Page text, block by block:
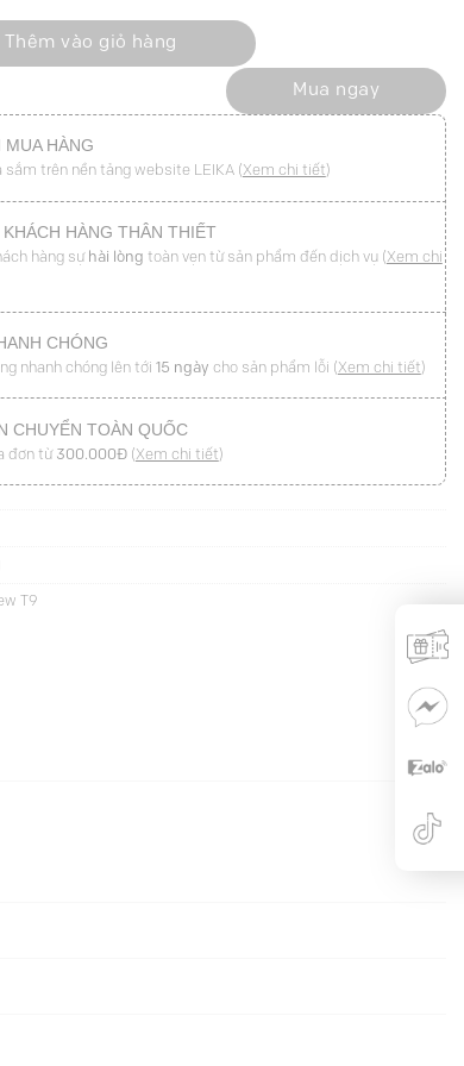
đai kẹp TT số lượng
Thêm vào giỏ hàng
Mua ngay
HÀNG
sắm trên nền tảng website LEIKA (Xem chi tiết)
HÀNG THÂN THIẾT
hàng sự hài lòng toàn vẹn từ sản phẩm đến dịch vụ (Xem chi
CHÓNG
nhanh chóng lên tới 15 ngày cho sản phẩm lỗi (Xem chi tiết)
CHUYỂN TOÀN QUỐC
đơn từ 300.000Đ(Xem chi tiết)
T9